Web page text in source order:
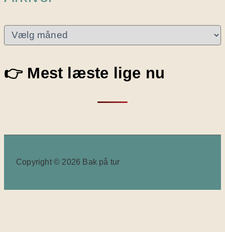
v
e
👉 Mest læste lige nu
Copyright © 2026 Bak på tur